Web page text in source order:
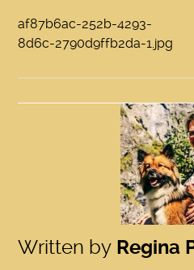
af87b6ac-252b-4293-
8d6c-2790d9ffb2da-1.jpg
Written by Regina